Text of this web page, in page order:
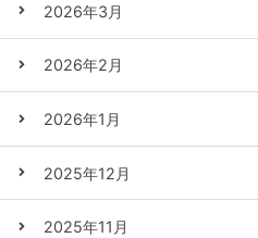
2026年3月
2026年2月
2026年1月
2025年12月
2025年11月